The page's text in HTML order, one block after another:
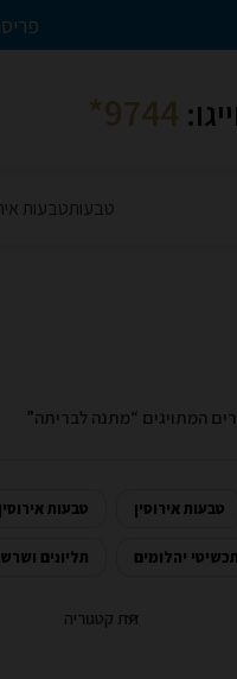
9744*
טבעותטבעות
המתויגים “מתנה לבריתה”
טבעות אירוסין טבעות
תכשיטי יהלומים תליונים
תת קטגוריה